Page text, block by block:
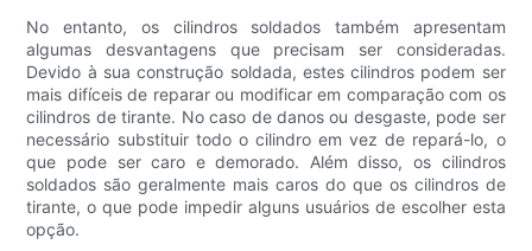
No entanto, os cilindros soldados também apresentam
algumas desvantagens que precisam ser consideradas.
Devido à sua construção soldada, estes cilindros podem ser
mais difíceis de reparar ou modificar em comparação com os
cilindros de tirante. No caso de danos ou desgaste, pode ser
necessário substituir todo o cilindro em vez de repará-lo, o
que pode ser caro e demorado. Além disso, os cilindros
soldados são geralmente mais caros do que os cilindros de
tirante, o que pode impedir alguns usuários de escolher esta
opção.